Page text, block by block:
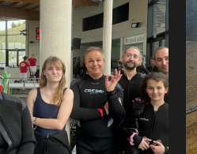
Remember me
I need to register|Lost your password?